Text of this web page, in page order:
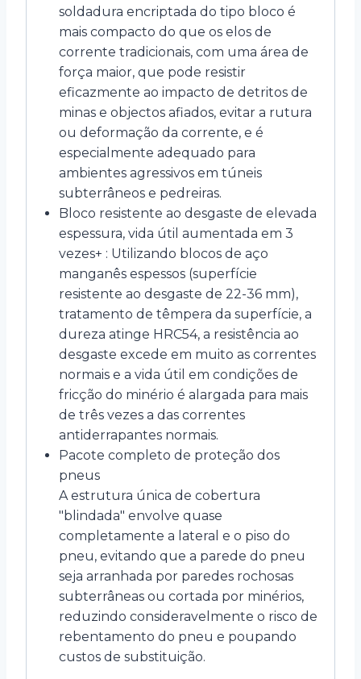
soldadura encriptada do tipo bloco é
mais compacto do que os elos de
corrente tradicionais, com uma área de
força maior, que pode resistir
eficazmente ao impacto de detritos de
minas e objectos afiados, evitar a rutura
ou deformação da corrente, e é
especialmente adequado para
ambientes agressivos em túneis
subterrâneos e pedreiras.
Bloco resistente ao desgaste de elevada
espessura, vida útil aumentada em 3
vezes+ : Utilizando blocos de aço
manganês espessos (superfície
resistente ao desgaste de 22-36 mm),
tratamento de têmpera da superfície, a
dureza atinge HRC54, a resistência ao
desgaste excede em muito as correntes
normais e a vida útil em condições de
fricção do minério é alargada para mais
de três vezes a das correntes
antiderrapantes normais.
Pacote completo de proteção dos
pneus
A estrutura única de cobertura
"blindada" envolve quase
completamente a lateral e o piso do
pneu, evitando que a parede do pneu
seja arranhada por paredes rochosas
subterrâneas ou cortada por minérios,
reduzindo consideravelmente o risco de
rebentamento do pneu e poupando
custos de substituição.